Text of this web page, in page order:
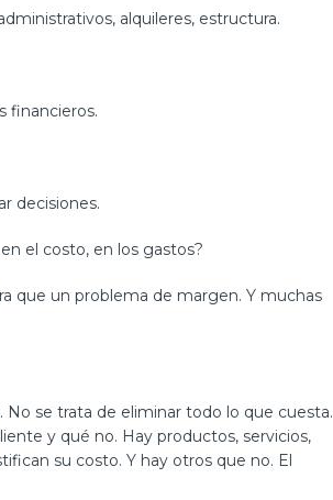
alquileres, estructura.
financieros.
decisiones.
el costo, en los gastos?
que un problema de margen. Y muchas
No se trata de eliminar todo lo que cuesta.
y qué no. Hay productos, servicios,
su costo. Y hay otros que no. El